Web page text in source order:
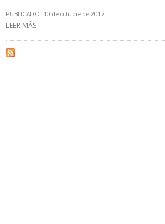
PUBLICADO: 10 de octubre de 2017
LEER MÁS